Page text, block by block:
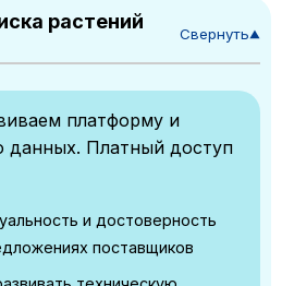
растений
Свернуть▼
платформу и
данных. Платный доступ
и достоверность
поставщиков